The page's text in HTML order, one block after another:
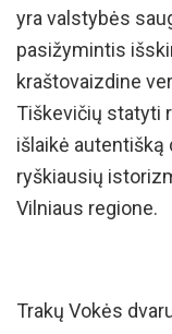
yra valstybės
pasižymintis
kraštovaizdine
Tiškevičių statyti
išlaikė autentišką
ryškiausių
Vilniaus regione.
Trakų Vokės